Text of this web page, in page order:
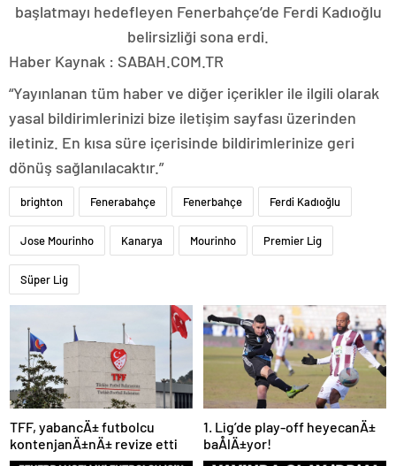
başlatmayı hedefleyen Fenerbahçe’de Ferdi Kadıoğlu
belirsizliği sona erdi.
Haber Kaynak : SABAH.COM.TR
“Yayınlanan tüm haber ve diğer içerikler ile ilgili olarak
yasal bildirimlerinizi bize iletişim sayfası üzerinden
iletiniz. En kısa süre içerisinde bildirimlerinize geri
dönüş sağlanılacaktır.”
brighton Fenerabahçe Fenerbahçe Ferdi Kadıoğlu
Jose Mourinho Kanarya Mourinho Premier Lig
Süper Lig
TFF, yabancÄ± futbolcu
kontenjanÄ±nÄ± revize etti
1. Lig’de play-off heyecanÄ±
baÅlÄ±yor!